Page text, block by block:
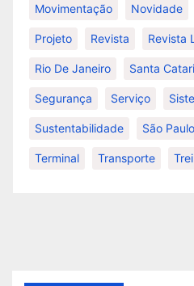
Movimentação Novidade
Projeto Revista Revista
Rio De Janeiro Santa
Segurança Serviço
Sustentabilidade São Paulo
Terminal Transporte